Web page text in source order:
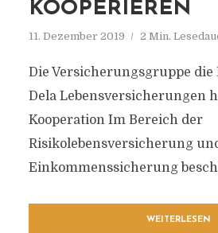
KOOPERIEREN
11. Dezember 2019 2 Min.
Die Versicherungsgruppe die
Dela Lebensversicherungen
Kooperation Im Bereich der
Risikolebensversicherung
Einkommenssicherung
WEITERLESEN